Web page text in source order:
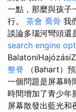
一點，那麼與孩子
行。 茶會 喬骨 我
談論多瑙河彎頭還
search engine
整脊 （Bahart）
一個問題是屏幕時
時間增加了青少年
屏幕散發出藍光和